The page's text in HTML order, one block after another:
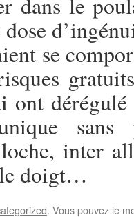
se
ont
inter
doigt…
. Vous pouvez le